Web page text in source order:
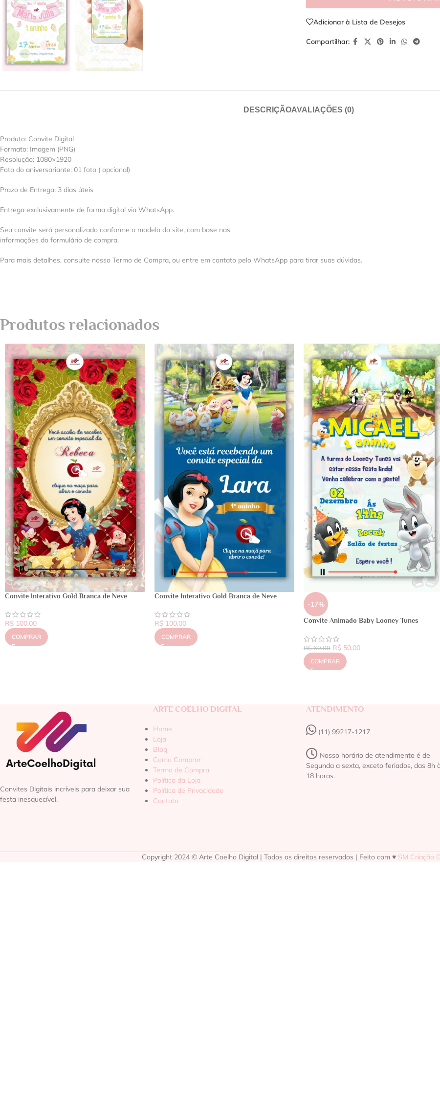
Adicionar à Lista de Desejos
Compartilhar:
DESCRIÇÃOAVALIAÇÕES (0)
Produto: Convite Digital
Formato: Imagem (PNG)
Resolução: 1080×1920
Foto do aniversariante: 01 foto ( opcional)
Prazo de Entrega: 3 dias úteis
Entrega exclusivamente de forma digital via WhatsApp.
Seu convite será personalizado conforme o modelo do site, com base nas
informações do formulário de compra.
Para mais detalhes, consulte nosso Termo de Compra, ou entre em contato pelo WhatsApp para tirar suas dúvidas.
Produtos relacionados
Convite Interativo Gold Branca de Neve
R$ 100,00
COMPRAR
Convite Interativo Gold Branca de Neve
R$100,00
COMPRAR
-17%
Convite Animado Baby Looney Tunes
R$60,00 R$ 50,00
COMPRAR
Convites Digitais incríveis para deixar sua
festa inesquecível.
ARTE COELHO DIGITAL
Home
Loja
Blog
Como Comprar
Termo de Compra
Política da Loja
Política de Privacidade
Contato
ATENDIMENTO
(11) 99217-1217‬
Nosso horário de atendimento é de
Segunda a sexta, exceto feriados, das 8h
18 horas.
Copyright 2024 © Arte Coelho Digital | Todos os direitos reservados | Feito com ♥ SM Criação